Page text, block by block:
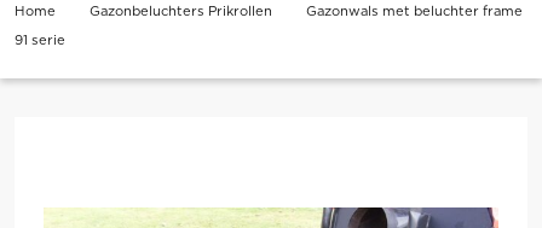
Home Gazonbeluchters Prikrollen
Gazonwals met beluchter frame
91 serie